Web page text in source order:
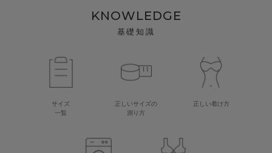
KNOWLEDGE
基礎知識
サイズ
一覧
正しいサイズの
測り方
正しい着け方